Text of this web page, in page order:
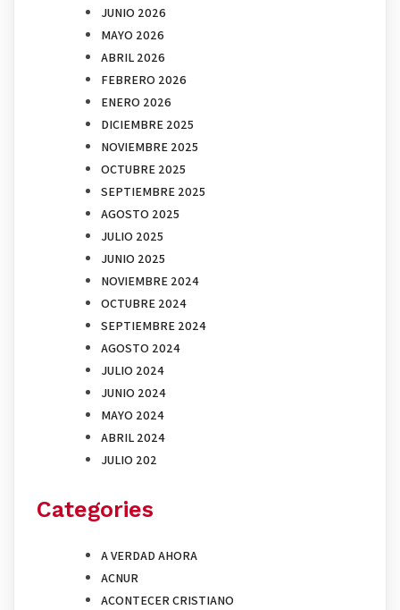
JUNIO 2026
MAYO 2026
ABRIL 2026
FEBRERO 2026
ENERO 2026
DICIEMBRE 2025
NOVIEMBRE 2025
OCTUBRE 2025
SEPTIEMBRE 2025
AGOSTO 2025
JULIO 2025
JUNIO 2025
NOVIEMBRE 2024
OCTUBRE 2024
SEPTIEMBRE 2024
AGOSTO 2024
JULIO 2024
JUNIO 2024
MAYO 2024
ABRIL 2024
JULIO 202
Categories
A VERDAD AHORA
ACNUR
ACONTECER CRISTIANO